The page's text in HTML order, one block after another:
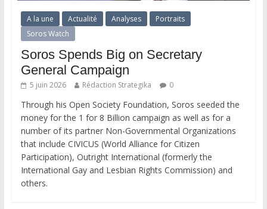
A la une Actualité Analyses
Portraits
Soros Watch
Soros Spends Big on Secretary
General Campaign
5 juin 2026 Rédaction Strategika 0
Through his Open Society Foundation, Soros seeded the
money for the 1 for 8 Billion campaign as well as for a
number of its partner Non-Governmental Organizations
that include CIVICUS (World Alliance for Citizen
Participation), Outright International (formerly the
International Gay and Lesbian Rights Commission) and
others.